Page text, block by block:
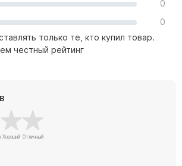
Кресты
Голуби
Распятие
0
0
только те, кто купил товар.
честный рейтинг